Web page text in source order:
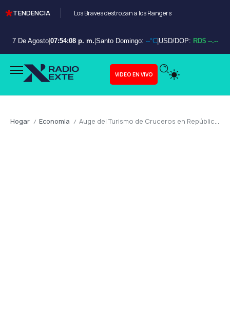
TENDENCIA Los Braves destrozan a los Rangers
7 De Agosto| 07:54:10 p. m. Santo Domingo: --°C| USD/DOP: RD$ --.--
VIDEO EN VIVO
Hogar / Economia / Auge del Turismo de Cruceros en República Dominicana: Un Impulso Conservador para la Economía Nacional